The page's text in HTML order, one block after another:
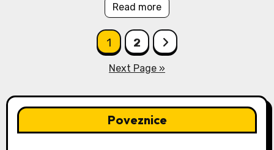
Read more
1 2
Next Page »
Poveznice